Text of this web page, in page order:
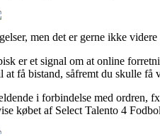
men det er gerne ikke
er et signal om at online
få bistand, såfremt du skulle få
i forbindelse med ordren,
købet af Select Talento 4